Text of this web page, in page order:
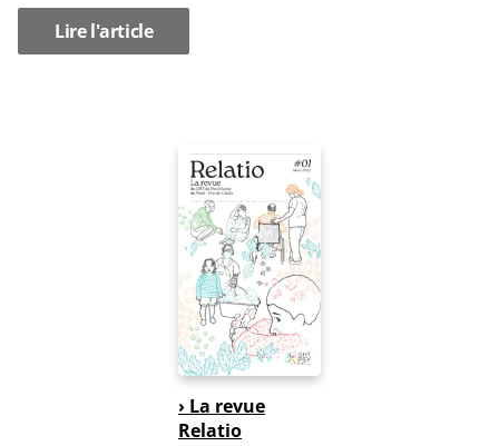
Lire l'article
› La revue
Relatio